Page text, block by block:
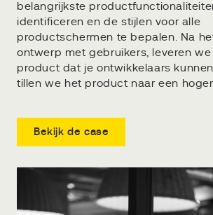
Bekijk de case
belangrijkste
identificeren en de stijlen voor alle
productschermen te bepalen. Na
ontwerp met gebruikers, leveren we
product dat je ontwikkelaars
tillen we het product naar een hoger